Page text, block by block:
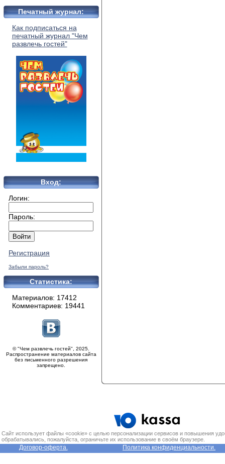
Печатный журнал:
Как подписаться на
печатный журнал "Чем
развлечь гостей"
Вход:
Логин:
Пароль:
Регистрация
Забыли пароль?
Статистика:
Материалов: 17412
Комментариев: 19441
© "Чем развлечь гостей", 2025.
Распространение материалов сайта
без письменного разрешения
запрещено.
Сайт использует файлы «cookie» с целью персонализации сервисов и повышения
обрабатывались, пожалуйста, ограничьте их использование в своём браузере.
Договор-оферта. Политика конфиденциальности.